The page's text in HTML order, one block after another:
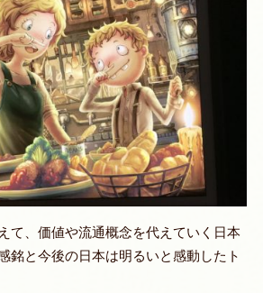
て、価値や流通概念を代えていく日本
銘と今後の日本は明るいと感動したト